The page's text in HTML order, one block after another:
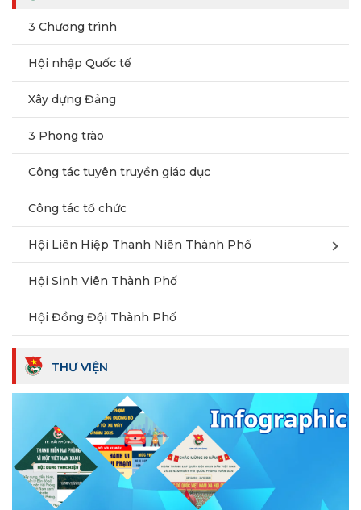
3 Chương trình
Hội nhập Quốc tế
Xây dựng Đảng
3 Phong trào
Công tác tuyên truyền giáo dục
Công tác tổ chức
Hội Liên Hiệp Thanh Niên Thành Phố
Hội Sinh Viên Thành Phố
Hội Đồng Đội Thành Phố
THƯ VIỆN